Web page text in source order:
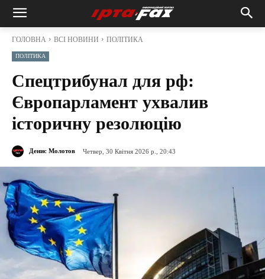
ГОЛОВНА ВСІ НОВИНИ ПОЛІТИКА
ПОЛІТИКА
Спецтрибунал для рф:
Європарламент ухвалив
історичну резолюцію
Денис Молотов Четвер, 30 Квітня 2026 р., 20:43